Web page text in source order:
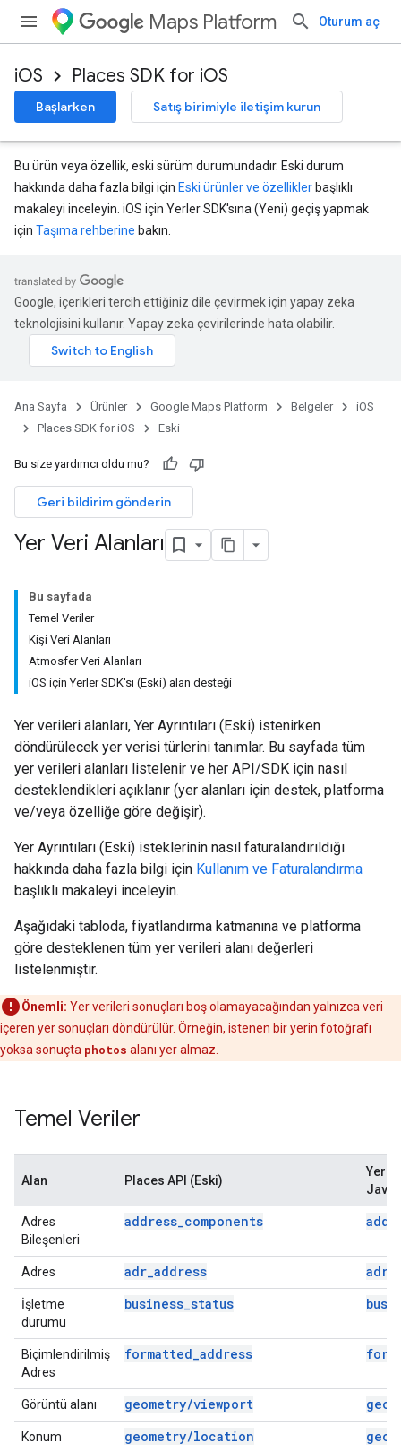
Maps Platform Oturum aç
iOS Places SDK for iOS
Başlarken Satış birimiyle iletişim kurun
Bu ürün veya özellik, eski sürüm durumundadır. Eski durum
hakkında daha fazla bilgi için Eski ürünler ve özellikler başlıklı
makaleyi inceleyin. iOS için Yerler SDK'sına (Yeni) geçiş yapmak
için Taşıma rehberine bakın.
Google, içerikleri tercih ettiğiniz dile çevirmek için yapay zeka
teknolojisini kullanır. Yapay zeka çevirilerinde hata olabilir.
Ana Sayfa Ürünler Google Maps Platform Belgeler
iOS
Places SDK for iOS
Eski
Bu size yardımcı oldu mu?
Geri bildirim gönderin
Yer Veri Alanları
Bu sayfada
Temel Veriler
Kişi Veri Alanları
Atmosfer Veri Alanları
iOS için Yerler SDK'sı (Eski) alan desteği
Yer verileri alanları, Yer Ayrıntıları (Eski) istenirken
döndürülecek yer verisi türlerini tanımlar. Bu sayfada tüm
yer verileri alanları listelenir ve her API/SDK için nasıl
desteklendikleri açıklanır (yer alanları için destek, platforma
ve/veya özelliğe göre değişir).
Yer Ayrıntıları (Eski) isteklerinin nasıl faturalandırıldığı
hakkında daha fazla bilgi için Kullanım ve Faturalandırma
başlıklı makaleyi inceleyin.
Aşağıdaki tabloda, fiyatlandırma katmanına ve platforma
göre desteklenen tüm yer verileri alanı değerleri
listelenmiştir.
Önemli: Yer verileri sonuçları boş olamayacağından yalnızca veri
içeren yer sonuçları döndürülür. Örneğin, istenen bir yerin fotoğrafı
yoksa sonuçta photos alanı yer almaz.
Temel Veriler
Alan Places API (Eski)
Yer
Adres
Bileşenleri
address_components
Adres adr_address
İşletme
durumu
business_status
Biçimlendirilmiş
Adres
formatted_address
Görüntü alanı geometry/viewport
Konum geometry/location